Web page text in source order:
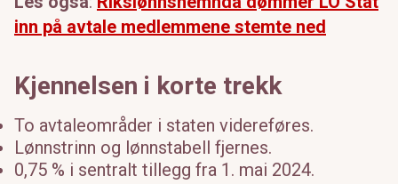
inn på avtale medlemmene stemte ned
Kjennelsen i korte trekk
To avtaleområder i staten videreføres.
Lønnstrinn og lønnstabell fjernes.
0,75 % i sentralt tillegg fra 1. mai 2024.